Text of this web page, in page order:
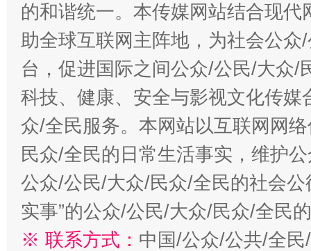
的和谐统一。本传媒网站结合现
助全球互联网主阵地，为社会公
台，促进国际之间公众/公民/大众/
科技、健康、安全与影视文化传
众/全民服务。本网站以互联网网
民众/全民的日常生活事实，维护
公众/公民/大众/民众/全民的社会公
实事”的公众/公民/大众/民众/全民
※ 联系方式： 中国/公众/公共/全